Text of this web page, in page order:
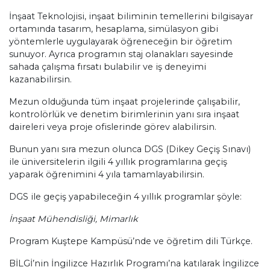
İnşaat Teknolojisi, inşaat biliminin temellerini bilgisayar
ortamında tasarım, hesaplama, simülasyon gibi
yöntemlerle uygulayarak öğreneceğin bir öğretim
sunuyor. Ayrıca programın staj olanakları sayesinde
sahada çalışma fırsatı bulabilir ve iş deneyimi
kazanabilirsin.
Mezun olduğunda tüm inşaat projelerinde çalışabilir,
kontrolörlük ve denetim birimlerinin yanı sıra inşaat
daireleri veya proje ofislerinde görev alabilirsin.
Bunun yanı sıra mezun olunca DGS (Dikey Geçiş Sınavı)
ile üniversitelerin ilgili 4 yıllık programlarına geçiş
yaparak öğrenimini 4 yıla tamamlayabilirsin.
DGS ile geçiş yapabileceğin 4 yıllık programlar şöyle:
İnşaat Mühendisliği, Mimarlık
Program Kuştepe Kampüsü’nde ve öğretim dili Türkçe.
BİLGİ’nin İngilizce Hazırlık Programı’na katılarak İngilizce